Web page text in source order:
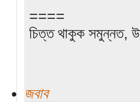
====
চিত্ত থাকুক সমুন্নত,
জবাব